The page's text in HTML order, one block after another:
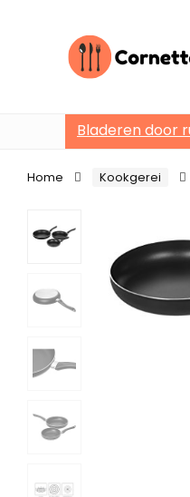
Bladeren door
Home Kookgerei